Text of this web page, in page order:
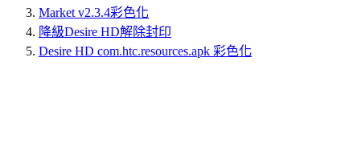
Market v2.3.4彩色化
降級Desire HD解除封印
Desire HD com.htc.resources.apk 彩色化